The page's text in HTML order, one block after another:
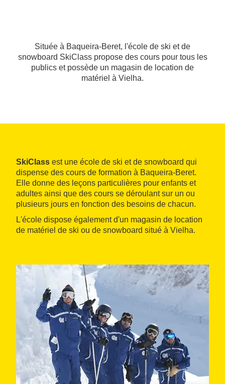
Située à Baqueira-Beret, l'école de ski et de
snowboard SkiClass propose des cours pour tous les
publics et possède un magasin de location de
matériel à Vielha.
SkiClass est une école de ski et de snowboard qui
dispense des cours de formation à Baqueira-Beret.
Elle donne des leçons particulières pour enfants et
adultes ainsi que des cours se déroulant sur un ou
plusieurs jours en fonction des besoins de chacun.
L'école dispose également d'un magasin de location
de matériel de ski ou de snowboard situé à Vielha.